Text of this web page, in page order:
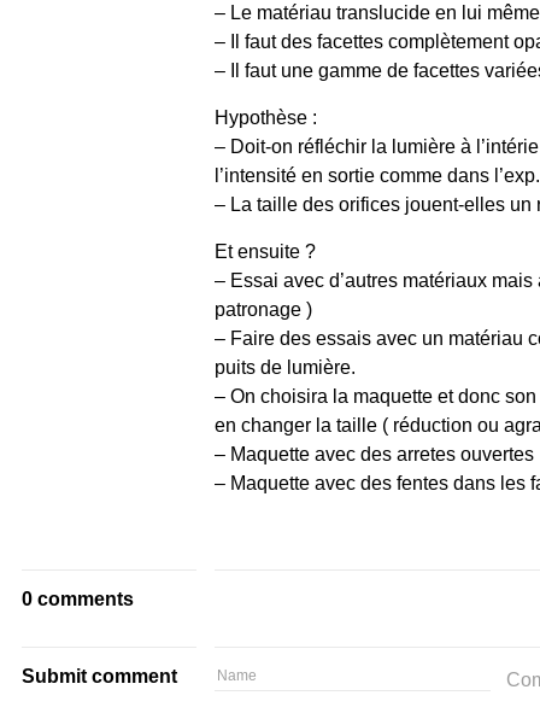
– Le matériau translucide en lui
– Il faut des facettes complètement
– Il faut une gamme de facettes
Hypothèse :
– Doit-on réfléchir la lumière à
l’intensité en sortie comme dans
– La taille des orifices jouent-elles un
Et ensuite ?
– Essai avec d’autres matériaux
patronage )
– Faire des essais avec un matériau
puits de lumière.
– On choisira la maquette et donc
en changer la taille ( réduction ou
– Maquette avec des arretes
– Maquette avec des fentes dans les
0 comments
Submit comment